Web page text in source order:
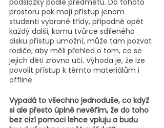
podsložky podle předmětů. Do tohoto
prostoru pak mají přístup jenom
studenti vybrané třídy, případně opět
každý další, komu tvůrce sdíleného
disku přístup umožní, může tam pozvat
rodiče, aby měli přehled o tom, co se
jejich děti zrovna učí. Výhoda je, že lze
povolit přístup k těmto materiálům i
offline.
Vypadá to všechno jednoduše, co když
si ale přesto úplně nevěřím, že do toho
bez cizí pomoci lehce vpluju a budu